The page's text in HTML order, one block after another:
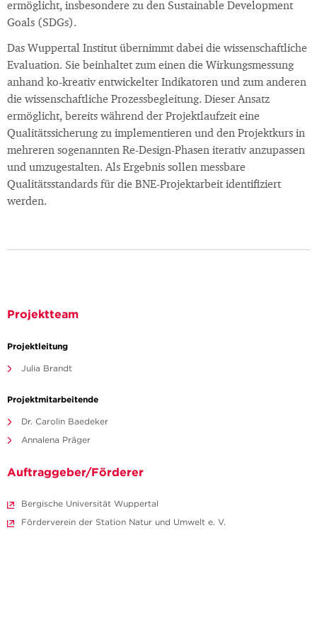
ermöglicht, insbesondere zu den Sustainable Development
Goals (SDGs).
Das Wuppertal Institut übernimmt dabei die wissenschaftliche
Evaluation. Sie beinhaltet zum einen die Wirkungsmessung
anhand ko-kreativ entwickelter Indikatoren und zum anderen
die wissenschaftliche Prozessbegleitung. Dieser Ansatz
ermöglicht, bereits während der Projektlaufzeit eine
Qualitätssicherung zu implementieren und den Projektkurs in
mehreren sogenannten Re-Design-Phasen iterativ anzupassen
und umzugestalten. Als Ergebnis sollen messbare
Qualitätsstandards für die BNE-Projektarbeit identifiziert
werden.
Projektteam
Projektleitung
Julia Brandt
Projektmitarbeitende
Dr. Carolin Baedeker
Annalena Präger
Auftraggeber/Förderer
Bergische Universität Wuppertal
Förderverein der Station Natur und Umwelt e. V.